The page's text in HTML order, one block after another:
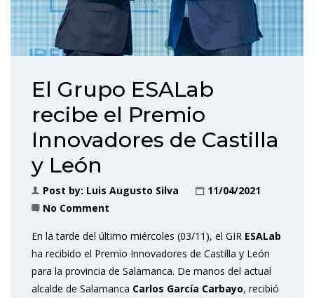
El Grupo ESALab
recibe el Premio
Innovadores de Castilla
y León
Post by: Luis Augusto Silva
11/04/2021
No Comment
En la tarde del último miércoles (03/11), el GIR ESALab
ha recibido el Premio Innovadores de Castilla y León
para la provincia de Salamanca. De manos del actual
alcalde de Salamanca Carlos García Carbayo, recibió